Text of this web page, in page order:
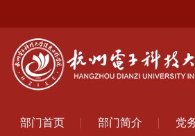
部门首页 部门简介 党